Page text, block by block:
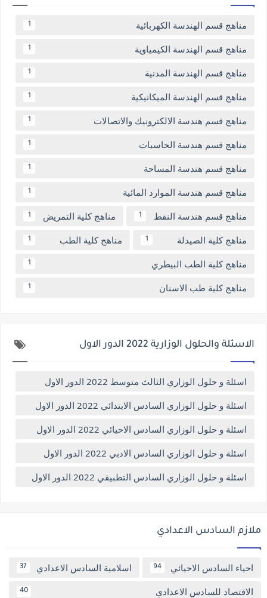
مناهج قسم الهندسة الكهربائية 1
مناهج قسم الهندسة الكيمياوية 1
مناهج قسم الهندسة المدنية 1
مناهج قسم الهندسة الميكانيكية 1
مناهج قسم هندسة الالكترونيك والاتصالات 1
مناهج قسم هندسة الحاسبات 1
مناهج قسم هندسة المساحة 1
مناهج قسم هندسة الموارد المائية 1
مناهج قسم هندسة النفط 1 مناهج كلية التمريض 1
مناهج كلية الصيدلة 1 مناهج كلية الطب 1
مناهج كلية الطب البيطري 1
مناهج كلية طب الاسنان 1
الاسئلة والحلول الوزارية 2022 الدور الاول
اسئلة و حلول الوزاري الثالث متوسط 2022 الدور الاول
اسئلة و حلول الوزاري السادس الابتدائي 2022 الدور الاول
اسئلة و حلول الوزاري السادس الاحيائي 2022 الدور الاول
اسئلة و حلول الوزاري السادس الادبي 2022 الدور الاول
اسئلة و حلول الوزاري السادس التطبيقي 2022 الدور الاول
ملازم السادس الاعدادي
احياء السادس الاحيائي 94 اسلامية السادس الاعدادي 37
الاقتصاد للسادس الاعدادي 40